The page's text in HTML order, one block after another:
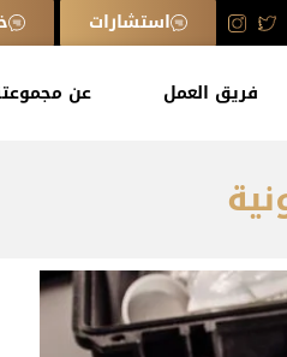
استشارات
فريق العمل عن